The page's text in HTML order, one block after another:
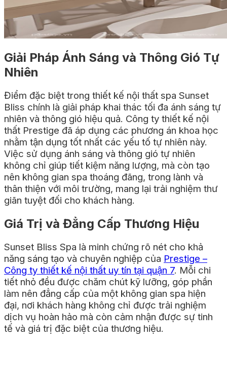
Giải Pháp Ánh Sáng và Thông Gió Tự
Nhiên
Điểm đặc biệt trong thiết kế nội thất spa Sunset
Bliss chính là giải pháp khai thác tối đa ánh sáng tự
nhiên và thông gió hiệu quả. Công ty thiết kế nội
thất Prestige đã áp dụng các phương án khoa học
nhằm tận dụng tốt nhất các yếu tố tự nhiên này.
Việc sử dụng ánh sáng và thông gió tự nhiên
không chỉ giúp tiết kiệm năng lượng, mà còn tạo
nên không gian spa thoáng đãng, trong lành và
thân thiện với môi trường, mang lại trải nghiệm thư
giãn tuyệt đối cho khách hàng.
Giá Trị và Đẳng Cấp Thương Hiệu
Sunset Bliss Spa là minh chứng rõ nét cho khả
năng sáng tạo và chuyên nghiệp của Prestige –
Công ty thiết kế nội thất uy tín tại quận 7. Mỗi chi
tiết nhỏ đều được chăm chút kỹ lưỡng, góp phần
làm nên đẳng cấp của một không gian spa hiện
đại, nơi khách hàng không chỉ được trải nghiệm
dịch vụ hoàn hảo mà còn cảm nhận được sự tinh
tế và giá trị đặc biệt của thương hiệu.